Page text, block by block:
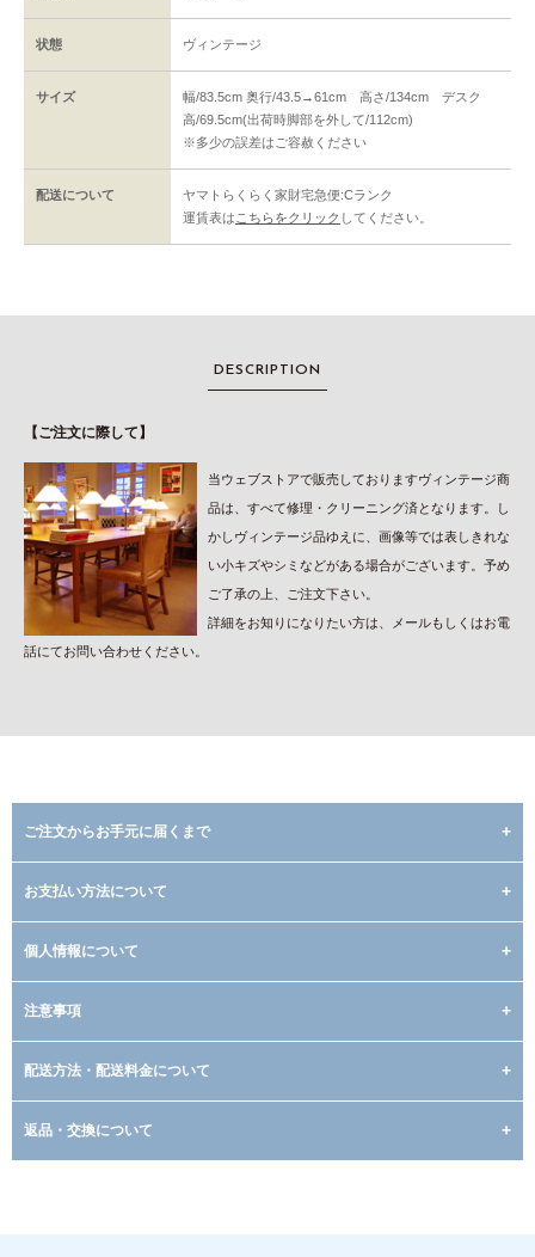
状態 ヴィンテージ
サイズ
幅/83.5cm 奥行/43.5→61cm 高さ/134cm デスク
高/69.5cm(出荷時脚部を外して/112cm)
※多少の誤差はご容赦ください
配送について
ヤマトらくらく家財宅急便:Cランク
運賃表は こちらをクリック してください。
DESCRIPTION
【ご注文に際して】
当ウェブストアで販売しておりますヴィンテージ商
品は、すべて修理・クリーニング済となります。し
かしヴィンテージ品ゆえに、画像等では表しきれな
い小キズやシミなどがある場合がございます。予め
ご了承の上、ご注文下さい。
詳細をお知りになりたい方は、メールもしくはお電
話にてお問い合わせください。
ご注文からお手元に届くまで
お支払い方法について
個人情報について
注意事項
配送方法・配送料金について
返品・交換について